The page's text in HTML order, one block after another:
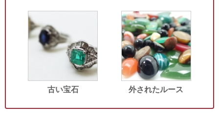
古い宝石 外されたルース